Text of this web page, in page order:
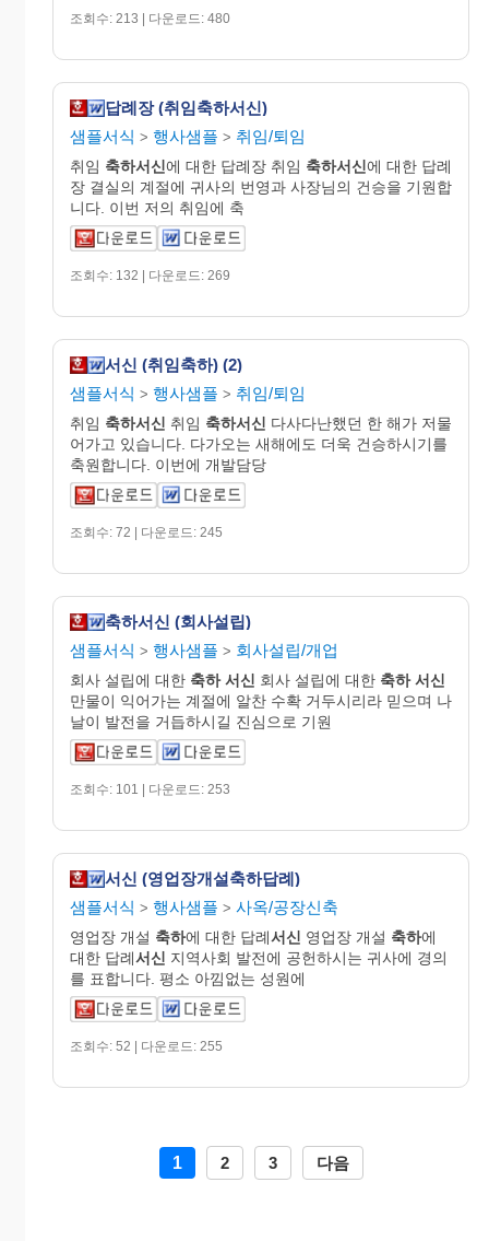
조회수: 213 | 다운로드: 480
답례장 (취임축하서신)
샘플서식 > 행사샘플 > 취임/퇴임
취임 축하서신에 대한 답례장 취임 축하서신에 대한 답례
장 결실의 계절에 귀사의 번영과 사장님의 건승을 기원합
니다. 이번 저의 취임에 축
조회수: 132 | 다운로드: 269
서신 (취임축하) (2)
샘플서식 > 행사샘플 > 취임/퇴임
취임 축하서신 취임 축하서신 다사다난했던 한 해가 저물
어가고 있습니다. 다가오는 새해에도 더욱 건승하시기를
축원합니다. 이번에 개발담당
조회수: 72 | 다운로드: 245
축하서신 (회사설립)
샘플서식 > 행사샘플 > 회사설립/개업
회사 설립에 대한 축하 서신 회사 설립에 대한 축하 서신
만물이 익어가는 계절에 알찬 수확 거두시리라 믿으며 나
날이 발전을 거듭하시길 진심으로 기원
조회수: 101 | 다운로드: 253
서신 (영업장개설축하답례)
샘플서식 > 행사샘플 > 사옥/공장신축
영업장 개설 축하에 대한 답례서신 영업장 개설 축하에
대한 답례서신 지역사회 발전에 공헌하시는 귀사에 경의
를 표합니다. 평소 아낌없는 성원에
조회수: 52 | 다운로드: 255
1 2 3 다음